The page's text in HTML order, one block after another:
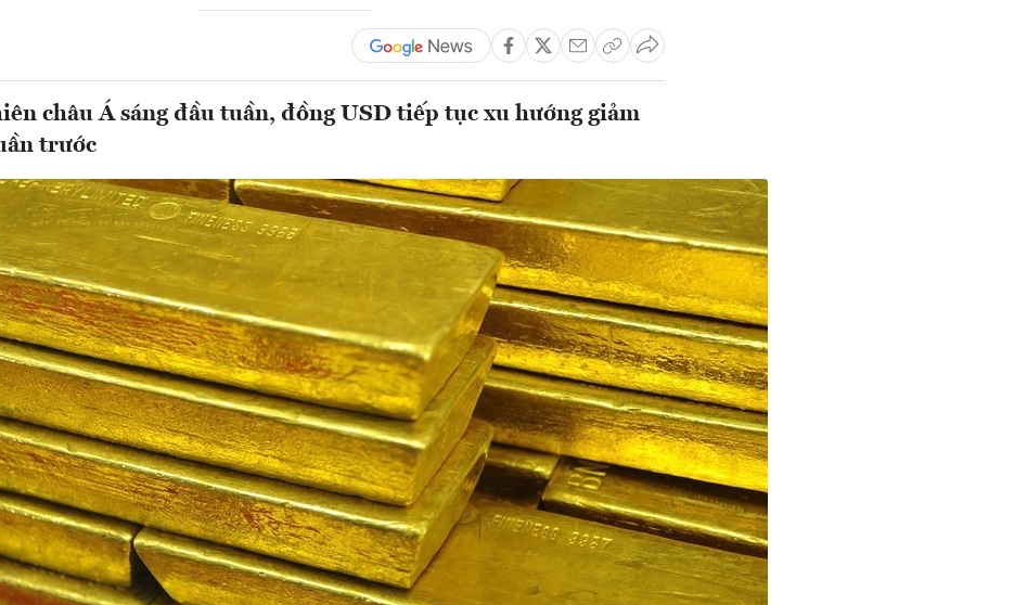
châu Á sáng đầu tuần, đồng USD tiếp tục xu hướng giảm
trước